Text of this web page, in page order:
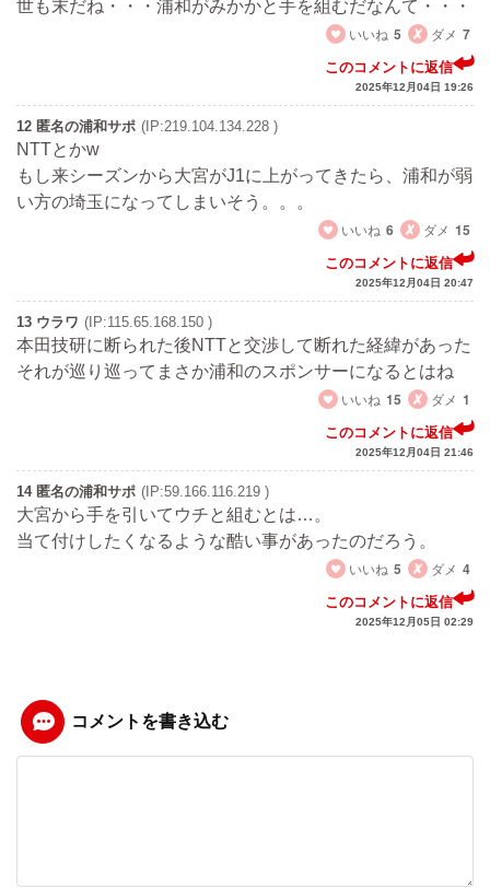
世も末だね・・・浦和がみかかと手を組むだなんて・・・
いいね 5 ダメ 7
このコメントに返信
2025年12月04日 19:26
12 匿名の浦和サポ (IP:219.104.134.228 )
NTTとかw
もし来シーズンから大宮がJ1に上がってきたら、浦和が弱
い方の埼玉になってしまいそう。。。
いいね 6 ダメ 15
このコメントに返信
2025年12月04日 20:47
13 ウラワ (IP:115.65.168.150 )
本田技研に断られた後NTTと交渉して断れた経緯があった
それが巡り巡ってまさか浦和のスポンサーになるとはね
いいね 15 ダメ 1
このコメントに返信
2025年12月04日 21:46
14 匿名の浦和サポ (IP:59.166.116.219 )
大宮から手を引いてウチと組むとは…。
当て付けしたくなるような酷い事があったのだろう。
いいね 5 ダメ 4
このコメントに返信
2025年12月05日 02:29
コメントを書き込む